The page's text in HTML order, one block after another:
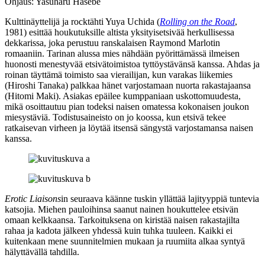
Kulttinäyttelijä ja rocktähti Yuya Uchida (Rolling on the Road,
1981) esittää houkutuksille altista yksityisetsivää herkullisessa
dekkarissa, joka perustuu ranskalaisen Raymond Marlotin
romaaniin. Tarinan alussa mies nähdään pyörittämässä ilmeisen
huonosti menestyvää etsivätoimistoa tyttöystävänsä kanssa. Ahdas ja
roinan täyttämä toimisto saa vierailijan, kun varakas liikemies
(Hiroshi Tanaka) palkkaa hänet varjostamaan nuorta rakastajaansa
(Hitomi Maki). Asiakas epäilee kumppaniaan uskottomuudesta,
mikä osoittautuu pian todeksi naisen omatessa kokonaisen joukon
miesystäviä. Todistusaineisto on jo koossa, kun etsivä tekee
ratkaisevan virheen ja löytää itsensä sängystä varjostamansa naisen
kanssa.
Erotic Liaisonsin seuraava käänne tuskin yllättää lajityyppiä tuntevia
katsojia. Miehen pauloihinsa saanut nainen houkuttelee etsivän
omaan kelkkaansa. Tarkoituksena on kiristää naisen rakastajilta
rahaa ja kadota jälkeen yhdessä kuin tuhka tuuleen. Kaikki ei
kuitenkaan mene suunnitelmien mukaan ja ruumiita alkaa syntyä
hälyttävällä tahdilla.